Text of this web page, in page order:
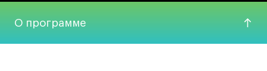
Бизнес и маркетинг
Подготовительные курсы и творческое
О программе